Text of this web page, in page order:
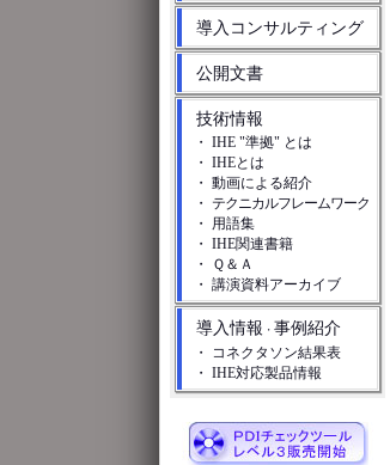
導入コンサルティング
公開文書
技術情報
・ IHE "準拠" とは
・ IHEとは
・ 動画による紹介
・ テクニカルフレームワーク
・ 用語集
・ IHE関連書籍
・ Ｑ＆Ａ
・ 講演資料アーカイブ
導入情報 ・ 事例紹介
・ コネクタソン結果表
・ IHE対応製品情報